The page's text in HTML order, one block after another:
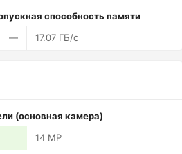
способность памяти
—
17.07 ГБ/с
(основная камера)
14 MP